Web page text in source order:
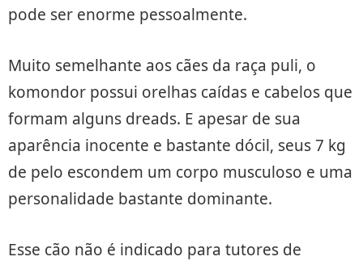
pode ser enorme pessoalmente.
Muito semelhante aos cães da raça puli, o
komondor possui orelhas caídas e cabelos que
formam alguns dreads. E apesar de sua
aparência inocente e bastante dócil, seus 7 kg
de pelo escondem um corpo musculoso e uma
personalidade bastante dominante.
Esse cão não é indicado para tutores de